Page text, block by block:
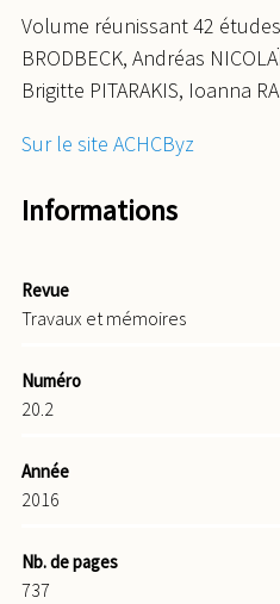
Volume réunissant 42
BRODBECK, Andréas
Brigitte PITARAKIS, Ioanna
Sur le site ACHCByz
Informations
Revue
Travaux et mémoires
Numéro
20.2
Année
2016
Nb. de pages
737